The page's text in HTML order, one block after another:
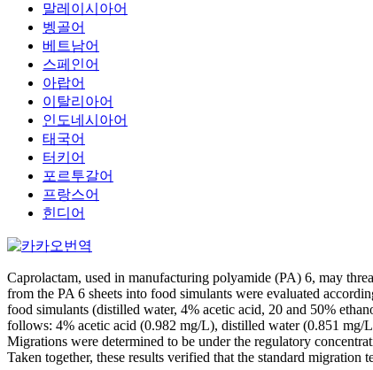
말레이시아어
벵골어
베트남어
스페인어
아랍어
이탈리아어
인도네시아어
태국어
터키어
포르투갈어
프랑스어
힌디어
Caprolactam, used in manufacturing polyamide (PA) 6, may
from the PA 6 sheets into food simulants were evaluated
food simulants (distilled water, 4% acetic acid, 20 and 50%
follows: 4% acetic acid (0.982 mg/L), distilled water (0.851 mg/
Migrations were determined to be under the regulatory
Taken together, these results verified that the standard